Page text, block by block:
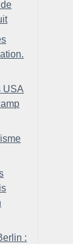
USA
: